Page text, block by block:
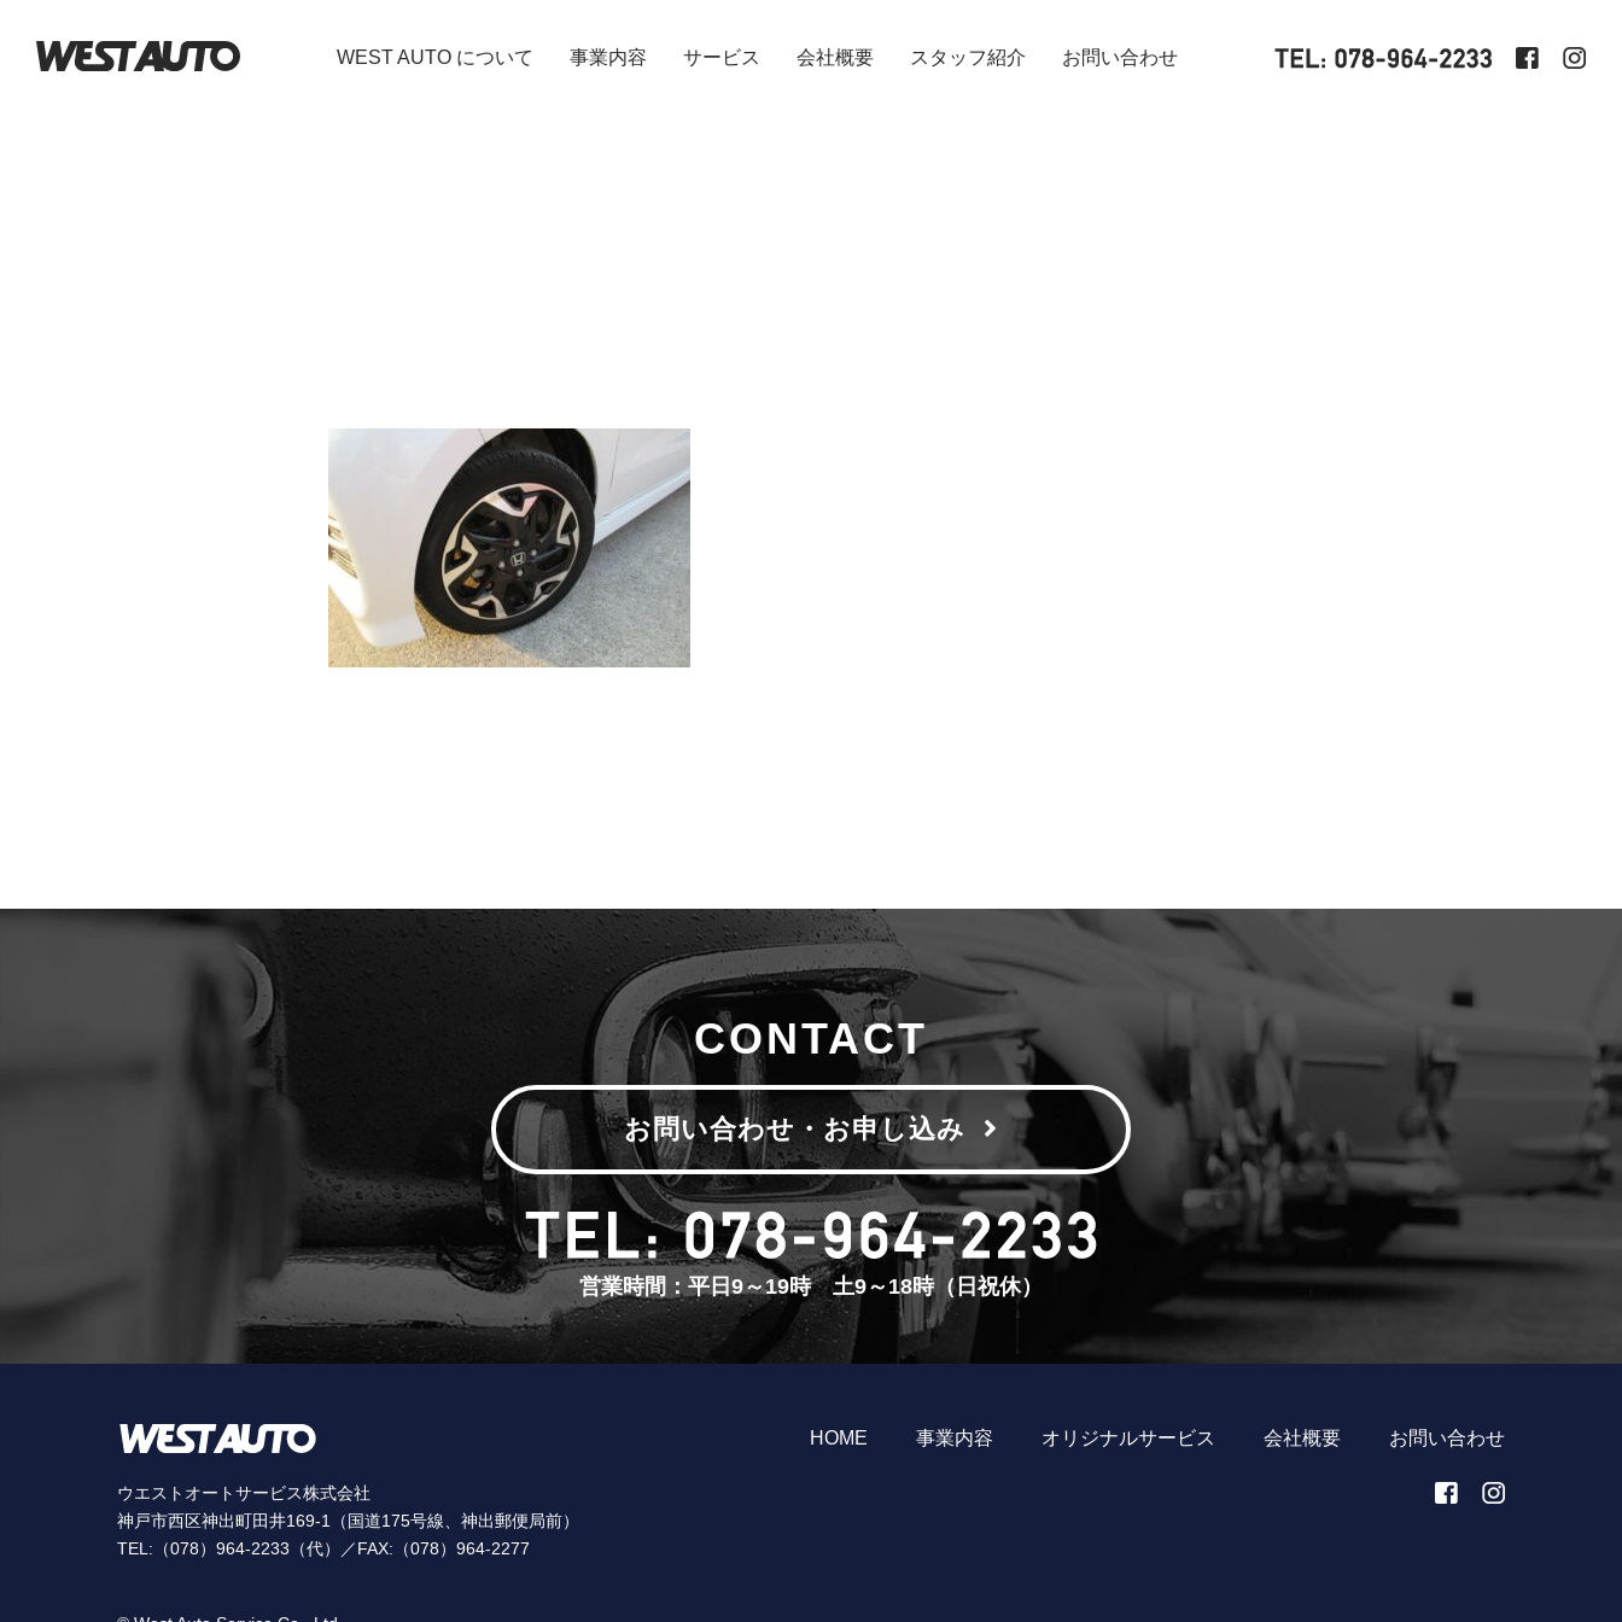
WEST AUTO について 事業内容 サービス 会社概要 スタッフ紹介 お問い合わせ
CONTACT
お問い合わせ・お申し込み
営業時間：平日9～19時 土9～18時（日祝休）
ウエストオートサービス株式会社
神戸市西区神出町田井169-1（国道175号線、神出郵便局前）
TEL:（078）964-2233（代）／FAX:（078）964-2277
HOME 事業内容 オリジナルサービス 会社概要 お問い合わせ